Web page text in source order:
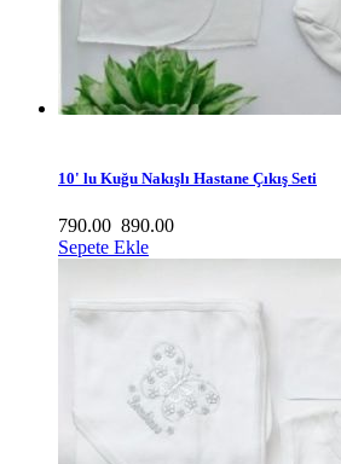
10' lu Kuğu Nakışlı Hastane Çıkış Seti
790.00 890.00
Sepete Ekle